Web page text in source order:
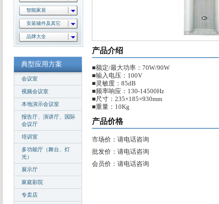
产品介绍
■额定/最大功率：70W/90W
■输入电压：100V
■灵敏度：85dB
■频率响应：130-14500Hz
■尺寸：235×185×930mm
■重量：10Kg
产品价格
市场价：请电话咨询
批发价：请电话咨询
会员价：请电话咨询
智能家居
安装辅件及其它
品牌大全
典型应用方案
会议室
视频会议室
本地演示会议室
报告厅、演讲厅、国际
会议厅
培训室
多功能厅（舞台、灯
光）
展示厅
家庭影院
专卖店